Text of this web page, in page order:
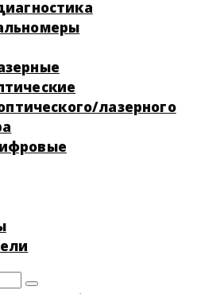
лазерного